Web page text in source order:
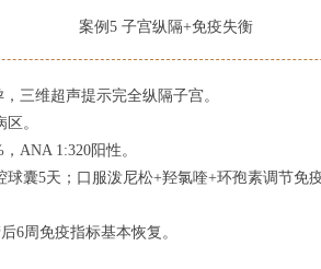
案例5 子宫纵隔+免疫失衡
三维超声提示完全纵隔子宫。
。
ANA 1:320阳性。
囊5天；口服泼尼松+羟氯喹+环孢素调节免
6周免疫指标基本恢复。